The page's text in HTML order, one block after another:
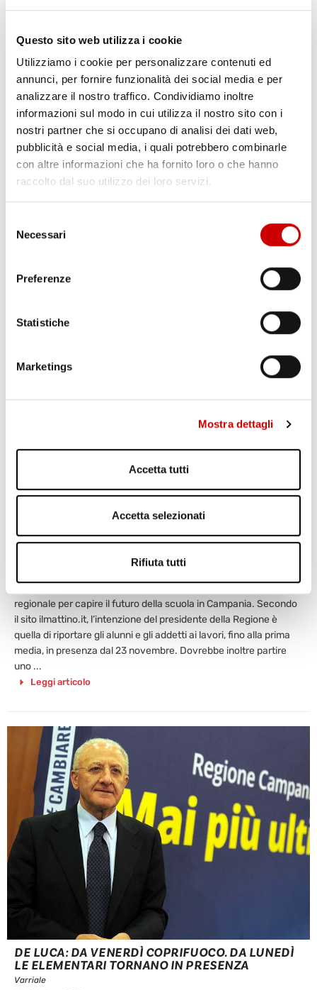
Questo sito web utilizza i cookie
Utilizziamo i cookie per personalizzare contenuti ed
annunci, per fornire funzionalità dei social media e per
analizzare il nostro traffico. Condividiamo inoltre
informazioni sul modo in cui utilizza il nostro sito con i
nostri partner che si occupano di analisi dei dati web,
pubblicità e social media, i quali potrebbero combinarle
con altre informazioni che ha fornito loro o che hanno
raccolto dal suo utilizzo dei loro servizi.
delNecessari
Preferenze
Statistiche
Marketings
Mostra dettagli
Accetta tutti
Accetta selezionati
Rifiuta tutti
SCUOLE IN PRESENZA IN CAMPANIA DAL 24.
FIRMATA L’ORDINANZA
Varriale
16 Novembre 2020
Firmata ieri sera dal presidente della Regione De Luca
l’ordinanza con la quale è disposto il ritorno alle lezioni in
riprenderanno le lezioni in presenza anche dalla seconda
COVID19: PROBABILE RITORNO A SCUOLA DAL 23
NOVEMBRE
regionale per capire il futuro della scuola in Campania. Secondo
il sito ilmattino.it, l’intenzione del presidente della Regione è
quella di riportare gli alunni e gli addetti ai lavori, fino alla prima
media, in presenza dal 23 novembre. Dovrebbe inoltre partire
uno ...
Leggi articolo
DE LUCA: DA VENERDÌ COPRIFUOCO. DA LUNEDÌ
LE ELEMENTARI TORNANO IN PRESENZA
Varriale